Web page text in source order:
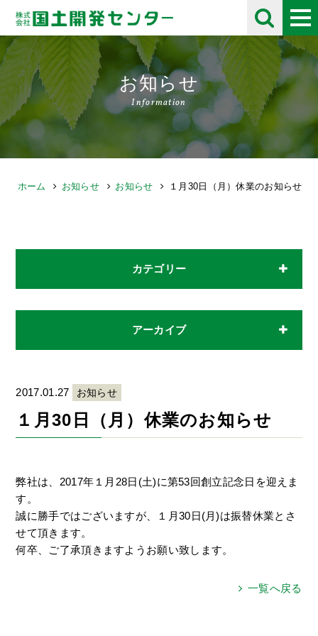
お知らせ
Information
ホーム お知らせ お知らせ １月30日（月）休業のお知らせ
カテゴリー
アーカイブ
2017.01.27 お知らせ
１月30日（月）休業のお知らせ
弊社は、2017年１月28日(土)に第53回創立記念日を迎えま
す。
誠に勝手ではございますが、１月30日(月)は振替休業とさ
せて頂きます。
何卒、ご了承頂きますようお願い致します。
一覧へ戻る